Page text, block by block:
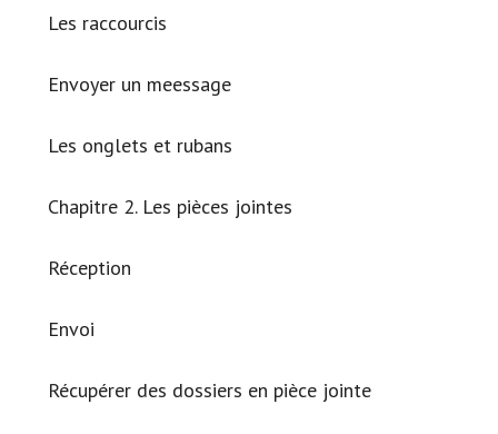
Les raccourcis
Envoyer un meessage
Les onglets et rubans
Chapitre 2. Les pièces jointes
Réception
Envoi
Récupérer des dossiers en pièce jointe